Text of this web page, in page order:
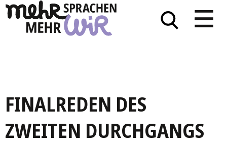
FINALREDEN DES
ZWEITEN DURCHGANGS